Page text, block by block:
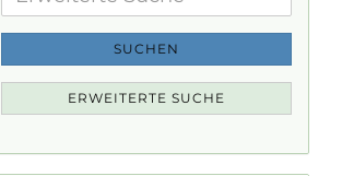
Suche
SUCHEN
ERWEITERTE SUCHE